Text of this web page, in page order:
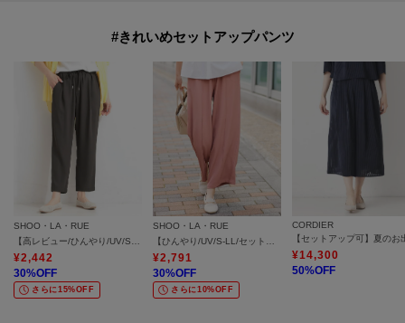
#きれいめセットアップパンツ
SHOO・LA・RUE
¥2,442
30%OFF
さらに15%OFF
SHOO・LA・RUE
¥2,791
30%OFF
さらに10%OFF
CORDIER
¥14,300
50%OFF